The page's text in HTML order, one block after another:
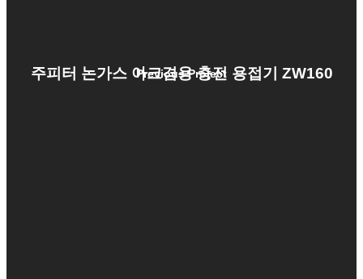
Previous Project
주피터 논가스 아크겸용 충전 용접기 ZW160